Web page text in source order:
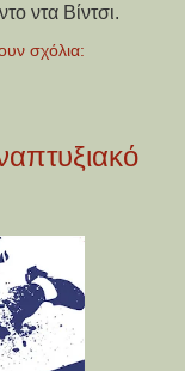
ντα Βίντσι.
σχόλια: